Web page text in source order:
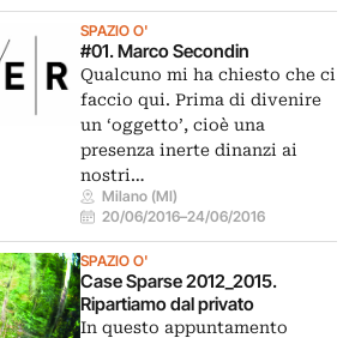
SPAZIO O'
#01. Marco Secondin
Qualcuno mi ha chiesto che ci
faccio qui. Prima di divenire
un ‘oggetto’, cioè una
presenza inerte dinanzi ai
nostri…
Milano (MI)
20/06/2016–24/06/2016
SPAZIO O'
Case Sparse 2012_2015.
Ripartiamo dal privato
In questo appuntamento